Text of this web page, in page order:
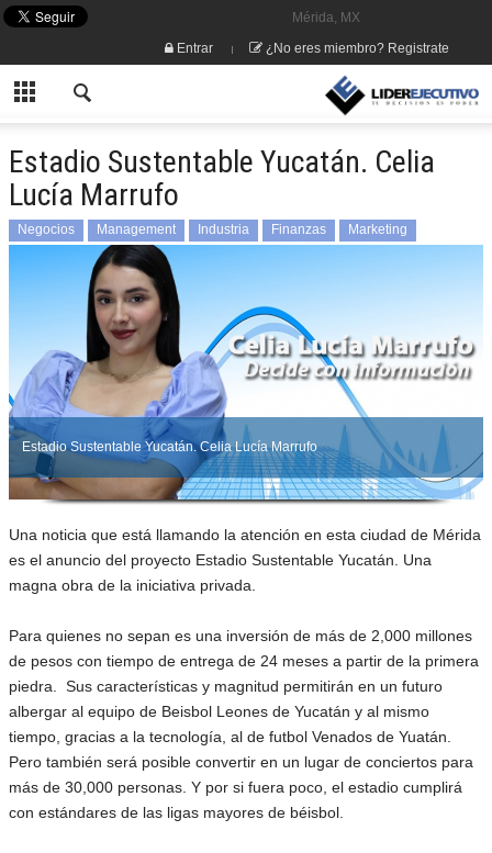
Mérida, MX
Entrar
¿No eres miembro? Registrate
Estadio Sustentable Yucatán. Celia
Lucía Marrufo
Negocios Management Industria Finanzas Marketing
Estadio Sustentable Yucatán. Celia Lucía Marrufo
Una noticia que está llamando la atención en esta ciudad de Mérida
es el anuncio del proyecto Estadio Sustentable Yucatán. Una
magna obra de la iniciativa privada.
Para quienes no sepan es una inversión de más de 2,000 millones
de pesos con tiempo de entrega de 24 meses a partir de la primera
piedra. Sus características y magnitud permitirán en un futuro
albergar al equipo de Beisbol Leones de Yucatán y al mismo
tiempo, gracias a la tecnología, al de futbol Venados de Yuatán.
Pero también será posible convertir en un lugar de conciertos para
más de 30,000 personas. Y por si fuera poco, el estadio cumplirá
con estándares de las ligas mayores de béisbol.